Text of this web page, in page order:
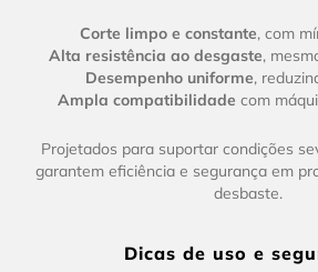
Corte limpo e constante, com
Alta resistência ao desgaste,
Desempenho uniforme,
Ampla compatibilidade com
Projetados para suportar condições
garantem eficiência e segurança em
desbaste.
Dicas de uso e